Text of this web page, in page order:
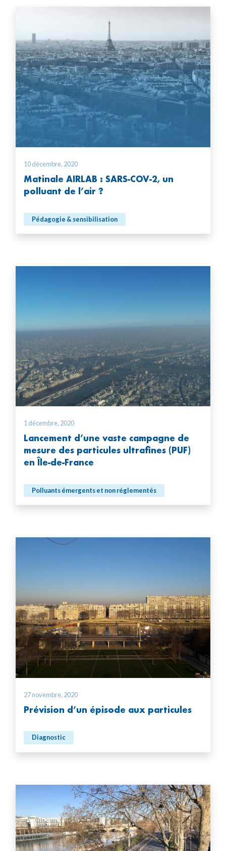
10 décembre, 2020
Matinale AIRLAB : SARS-COV-2, un
polluant de l’air ?
Pédagogie & sensibilisation
1 décembre, 2020
Lancement d’une vaste campagne de
mesure des particules ultrafines (PUF)
en Île-de-France
Polluants émergents et non réglementés
27 novembre, 2020
Prévision d’un épisode aux particules
Diagnostic